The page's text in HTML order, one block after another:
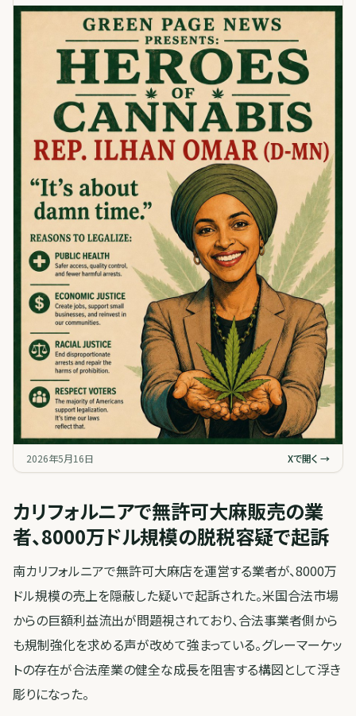
2026年5月16日 Xで開く →
カリフォルニアで無許可大麻販売の業
者、8000万ドル規模の脱税容疑で起訴
南カリフォルニアで無許可大麻店を運営する業者が、8000万
ドル規模の売上を隠蔽した疑いで起訴された。米国合法市場
からの巨額利益流出が問題視されており、合法事業者側から
も規制強化を求める声が改めて強まっている。グレーマーケッ
トの存在が合法産業の健全な成長を阻害する構図として浮き
彫りになった。